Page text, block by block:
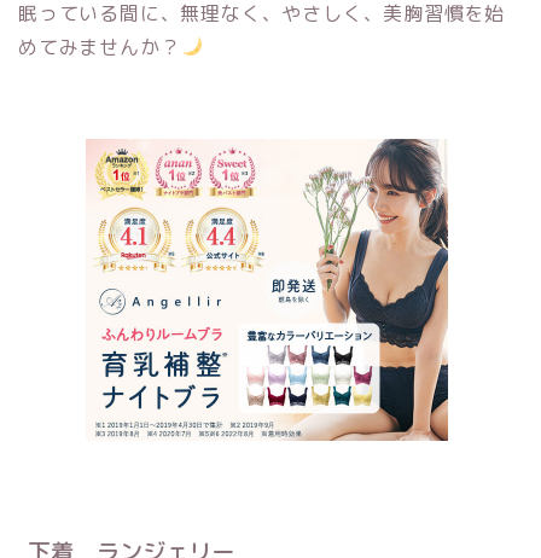
眠っている間に、無理なく、やさしく、美胸習慣を始
めてみませんか？